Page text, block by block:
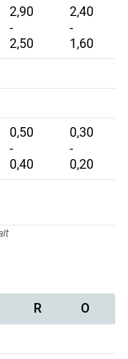
2,90
-
2,50
2,40
-
1,60
0,50
-
0,40
0,30
-
0,20
R
O